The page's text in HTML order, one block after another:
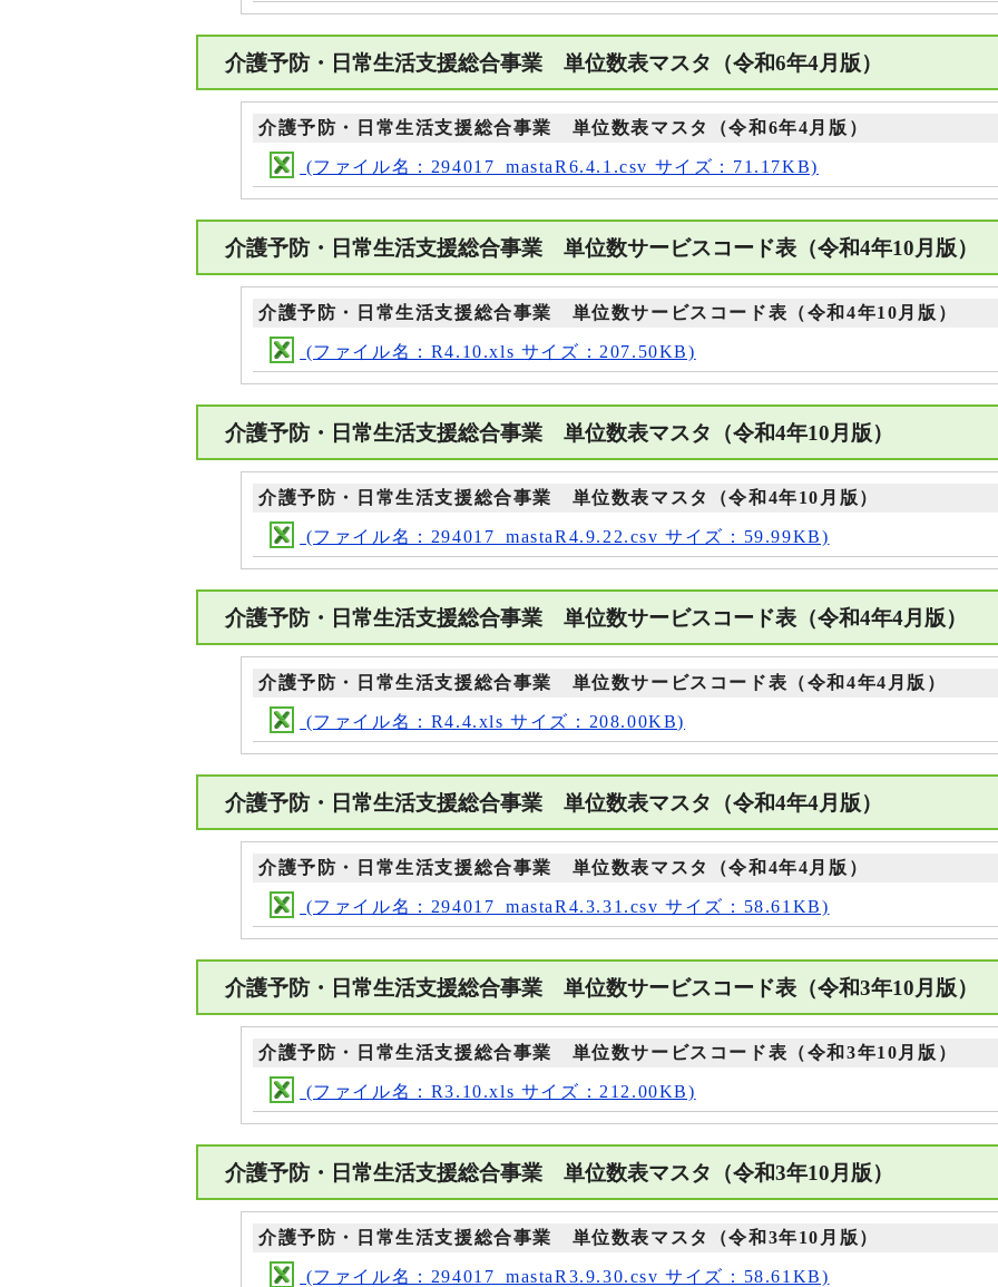
介護予防・日常生活支援総合事業 単位数表マスタ（令和6年4月版）
介護予防・日常生活支援総合事業 単位数表マスタ（令和6年4月版）
(ファイル名：294017_mastaR6.4.1.csv サイズ：71.17KB)
介護予防・日常生活支援総合事業 単位数サービスコード表（令和4年10月
介護予防・日常生活支援総合事業 単位数サービスコード表（令和4年10月版）
(ファイル名：R4.10.xls サイズ：207.50KB)
介護予防・日常生活支援総合事業 単位数表マスタ（令和4年10月版）
介護予防・日常生活支援総合事業 単位数表マスタ（令和4年10月版）
(ファイル名：294017_mastaR4.9.22.csv サイズ：59.99KB)
介護予防・日常生活支援総合事業 単位数サービスコード表（令和4年4月版
介護予防・日常生活支援総合事業 単位数サービスコード表（令和4年4月版）
(ファイル名：R4.4.xls サイズ：208.00KB)
介護予防・日常生活支援総合事業 単位数表マスタ（令和4年4月版）
介護予防・日常生活支援総合事業 単位数表マスタ（令和4年4月版）
(ファイル名：294017_mastaR4.3.31.csv サイズ：58.61KB)
介護予防・日常生活支援総合事業 単位数サービスコード表（令和3年10月版）
介護予防・日常生活支援総合事業 単位数サービスコード表（令和3年10月版）
(ファイル名：R3.10.xls サイズ：212.00KB)
介護予防・日常生活支援総合事業 単位数表マスタ（令和3年10月版）
介護予防・日常生活支援総合事業 単位数表マスタ（令和3年10月版）
(ファイル名：294017_mastaR3.9.30.csv サイズ：58.61KB)